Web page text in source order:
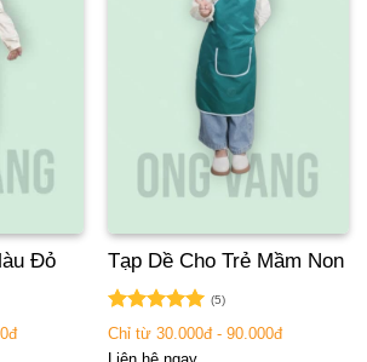
Đỏ Tạp Dề Cho Trẻ Mầm Non
Được xếp
(5)
Chỉ từ 30.000đ - 90.000đ